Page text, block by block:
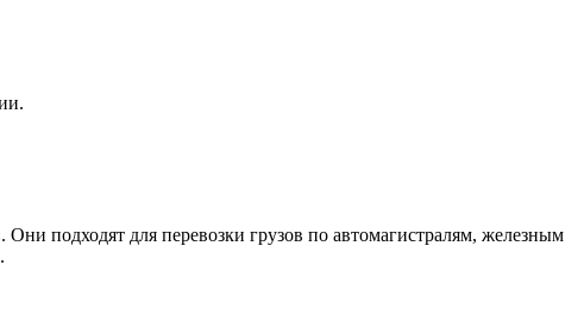
подходят для перевозки грузов по автомагистралям, железным